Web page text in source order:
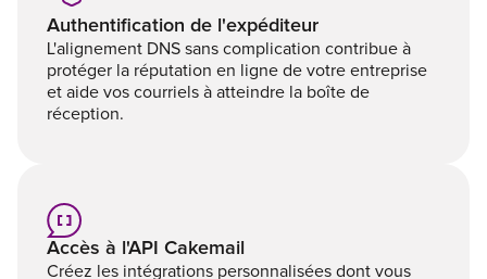
Authentification de l'expéditeur
L'alignement DNS sans complication contribue à
protéger la réputation en ligne de votre entreprise
et aide vos courriels à atteindre la boîte de
réception.
Accès à l'API Cakemail
Créez les intégrations personnalisées dont vous